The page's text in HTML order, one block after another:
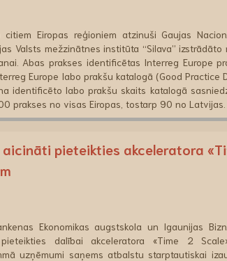
Eiropas reģioniem atzinuši Gaujas
Valsts mežzinātnes institūta “Silava” izstrādāto
Abas prakses identificētas Interreg Europe
Europe labo prakšu katalogā (Good Practice
identificēto labo prakšu skaits katalogā
prakses no visas Eiropas, tostarp 90 no Latvijas.
pieteikties akceleratora
Ekonomikas augstskola un Igaunijas
dalībai akceleratora «Time 2
uzņēmumi saņems atbalstu starptautiskai